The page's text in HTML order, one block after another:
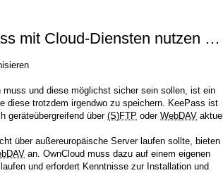
mit Cloud-Diensten nutzen …
und diese möglichst sicher sein sollen, ist ein
diese trotzdem irgendwo zu speichern. KeePass ist
geräteübergreifend über (S)FTP oder WebDAV aktuell
über außereuropäische Server laufen sollte, bieten
an. OwnCloud muss dazu auf einem eigenen
und erfordert Kenntnisse zur Installation und